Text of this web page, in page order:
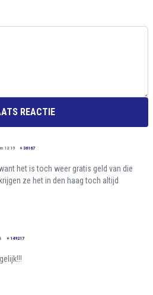
REACTIE
13:19 + 36167
het is toch weer gratis geld van die
ze het in den haag toch altijd
+ 149217